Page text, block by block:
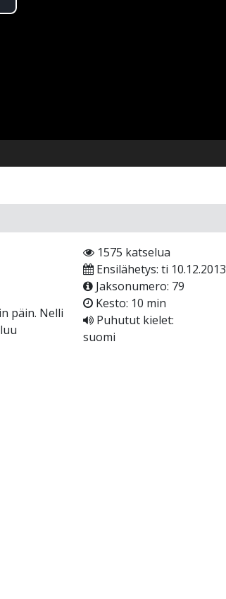
päin. Nelli
1575 katselua
Ensilähetys: ti 10.12.2013
Jaksonumero: 79
Kesto: 10 min
Puhutut kielet:
suomi